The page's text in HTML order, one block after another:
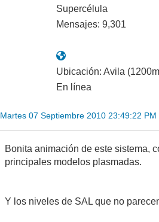
Supercélula
Mensajes: 9,301
Ubicación: Avila
En línea
Martes 07 Septiembre 2010 23:49:22 PM
Bonita animación de este sistema,
principales modelos plasmadas.
Y los niveles de SAL que no